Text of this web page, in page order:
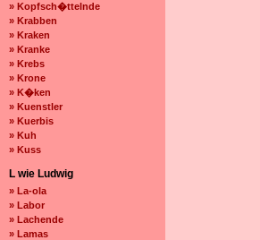
» Kopfsch�ttelnde
» Krabben
» Kraken
» Kranke
» Krebs
» Krone
» K�ken
» Kuenstler
» Kuerbis
» Kuh
» Kuss
L wie Ludwig
» La-ola
» Labor
» Lachende
» Lamas